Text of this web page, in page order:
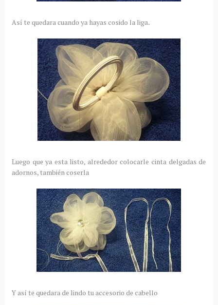
Así te quedara cuando ya hayas cosido la liga.
Luego que ya esta listo, alrededor colocarle cinta delgadas de
adornos, también coserla
Y así te quedara de lindo tu accesorio de cabello